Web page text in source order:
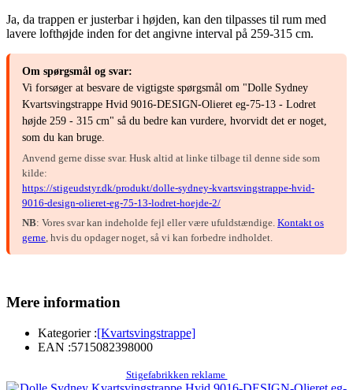
Ja, da trappen er justerbar i højden, kan den tilpasses til rum med
lavere lofthøjde inden for det angivne interval på 259-315 cm.
Om spørgsmål og svar:
Vi forsøger at besvare de vigtigste spørgsmål om "Dolle Sydney
Kvartsvingstrappe Hvid 9016-DESIGN-Olieret eg-75-13 - Lodret
højde 259 - 315 cm" så du bedre kan vurdere, hvorvidt det er noget,
som du kan bruge.
Anvend gerne disse svar. Husk altid at linke tilbage til denne side som
kilde:
https://stigeudstyr.dk/produkt/dolle-sydney-kvartsvingstrappe-hvid-
9016-design-olieret-eg-75-13-lodret-hoejde-2/
NB: Vores svar kan indeholde fejl eller være ufuldstændige. Kontakt os
gerne, hvis du opdager noget, så vi kan forbedre indholdet.
Mere information
Kategorier :[Kvartsvingstrappe]
EAN :5715082398000
Stigefabrikken reklame